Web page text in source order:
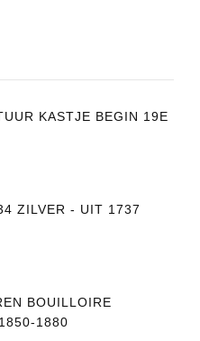
KASTJE BEGIN 19E
ZILVER - UIT 1737
BOUILLOIRE
1880